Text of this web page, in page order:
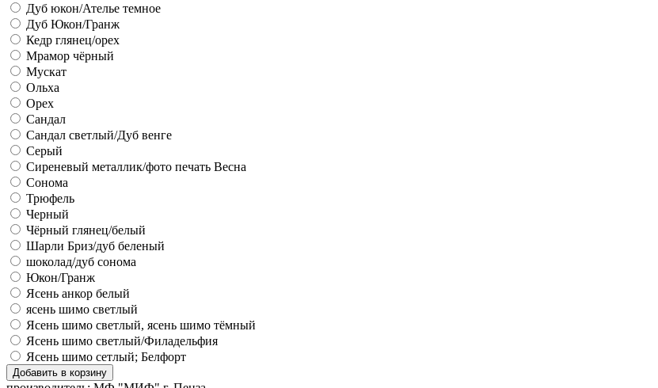
Дуб юкон/Ателье темное
Дуб Юкон/Гранж
Кедр глянец/орех
Мрамор чёрный
Мускат
Ольха
Орех
Сандал
Сандал светлый/Дуб венге
Серый
Сиреневый металлик/фото печать Весна
Сонома
Трюфель
Черный
Чёрный глянец/белый
Шарли Бриз/дуб беленый
шоколад/дуб сонома
Юкон/Гранж
Ясень анкор белый
ясень шимо светлый
Ясень шимо светлый, ясень шимо тёмный
Ясень шимо светлый/Филадельфия
Ясень шимо сетлый; Белфорт